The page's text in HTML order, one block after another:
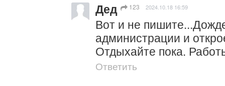
Дед 123 2024.10.18 16:59
Вот и не
администрации и
Отдыхайте пока.
Ответить